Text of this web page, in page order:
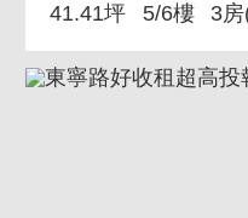
41.41坪 5/6樓 3